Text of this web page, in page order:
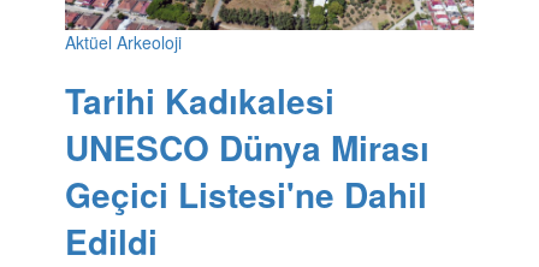
Aktüel Arkeoloji
Tarihi Kadıkalesi
UNESCO Dünya Mirası
Geçici Listesi'ne Dahil
Edildi